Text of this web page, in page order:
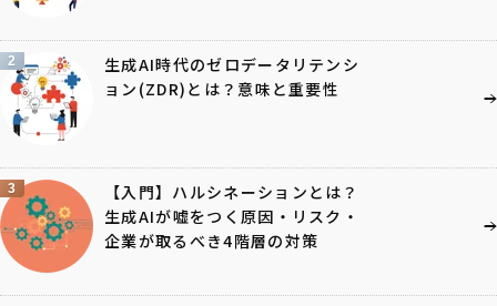
2
生成AI時代のゼロデータリテンシ
ョン(ZDR)とは？意味と重要性
3
【入門】ハルシネーションとは？
生成AIが嘘をつく原因・リスク・
企業が取るべき4階層の対策